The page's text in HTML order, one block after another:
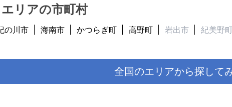
リアの市町村
の川市 海南市 かつらぎ町 高野町 岩出市 紀美野
全国のエリアから探して